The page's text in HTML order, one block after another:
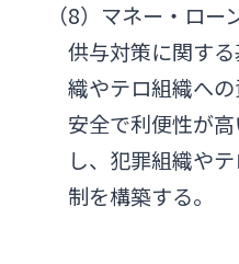
（8）マネー・ロ
供与対策に関す
織やテロ組織への
安全で利便性が
し、犯罪組織や
制を構築する。